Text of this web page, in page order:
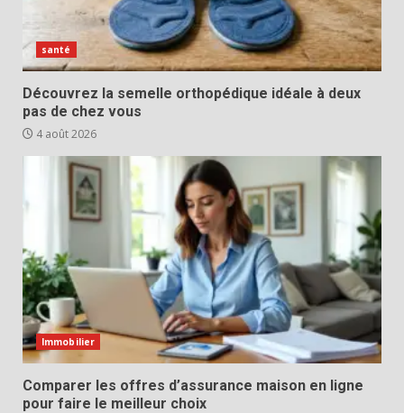
santé
Découvrez la semelle orthopédique idéale à deux
pas de chez vous
4 août 2026
Immobilier
Comparer les offres d’assurance maison en ligne
pour faire le meilleur choix